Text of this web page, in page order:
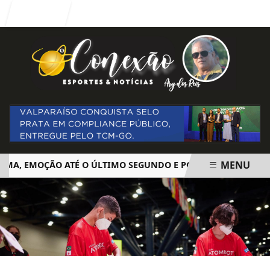
ATÉ O ÚLTIMO SEGUNDO E POLÊMICA. BIG
EM ALTA
MENU